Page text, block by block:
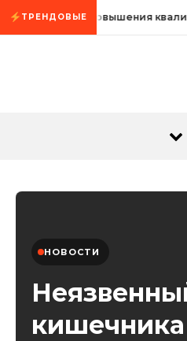
Промотать к содержимому
ТРЕНДОВЫЕ
Курсы повышения
НОВОСТИ
кишечника